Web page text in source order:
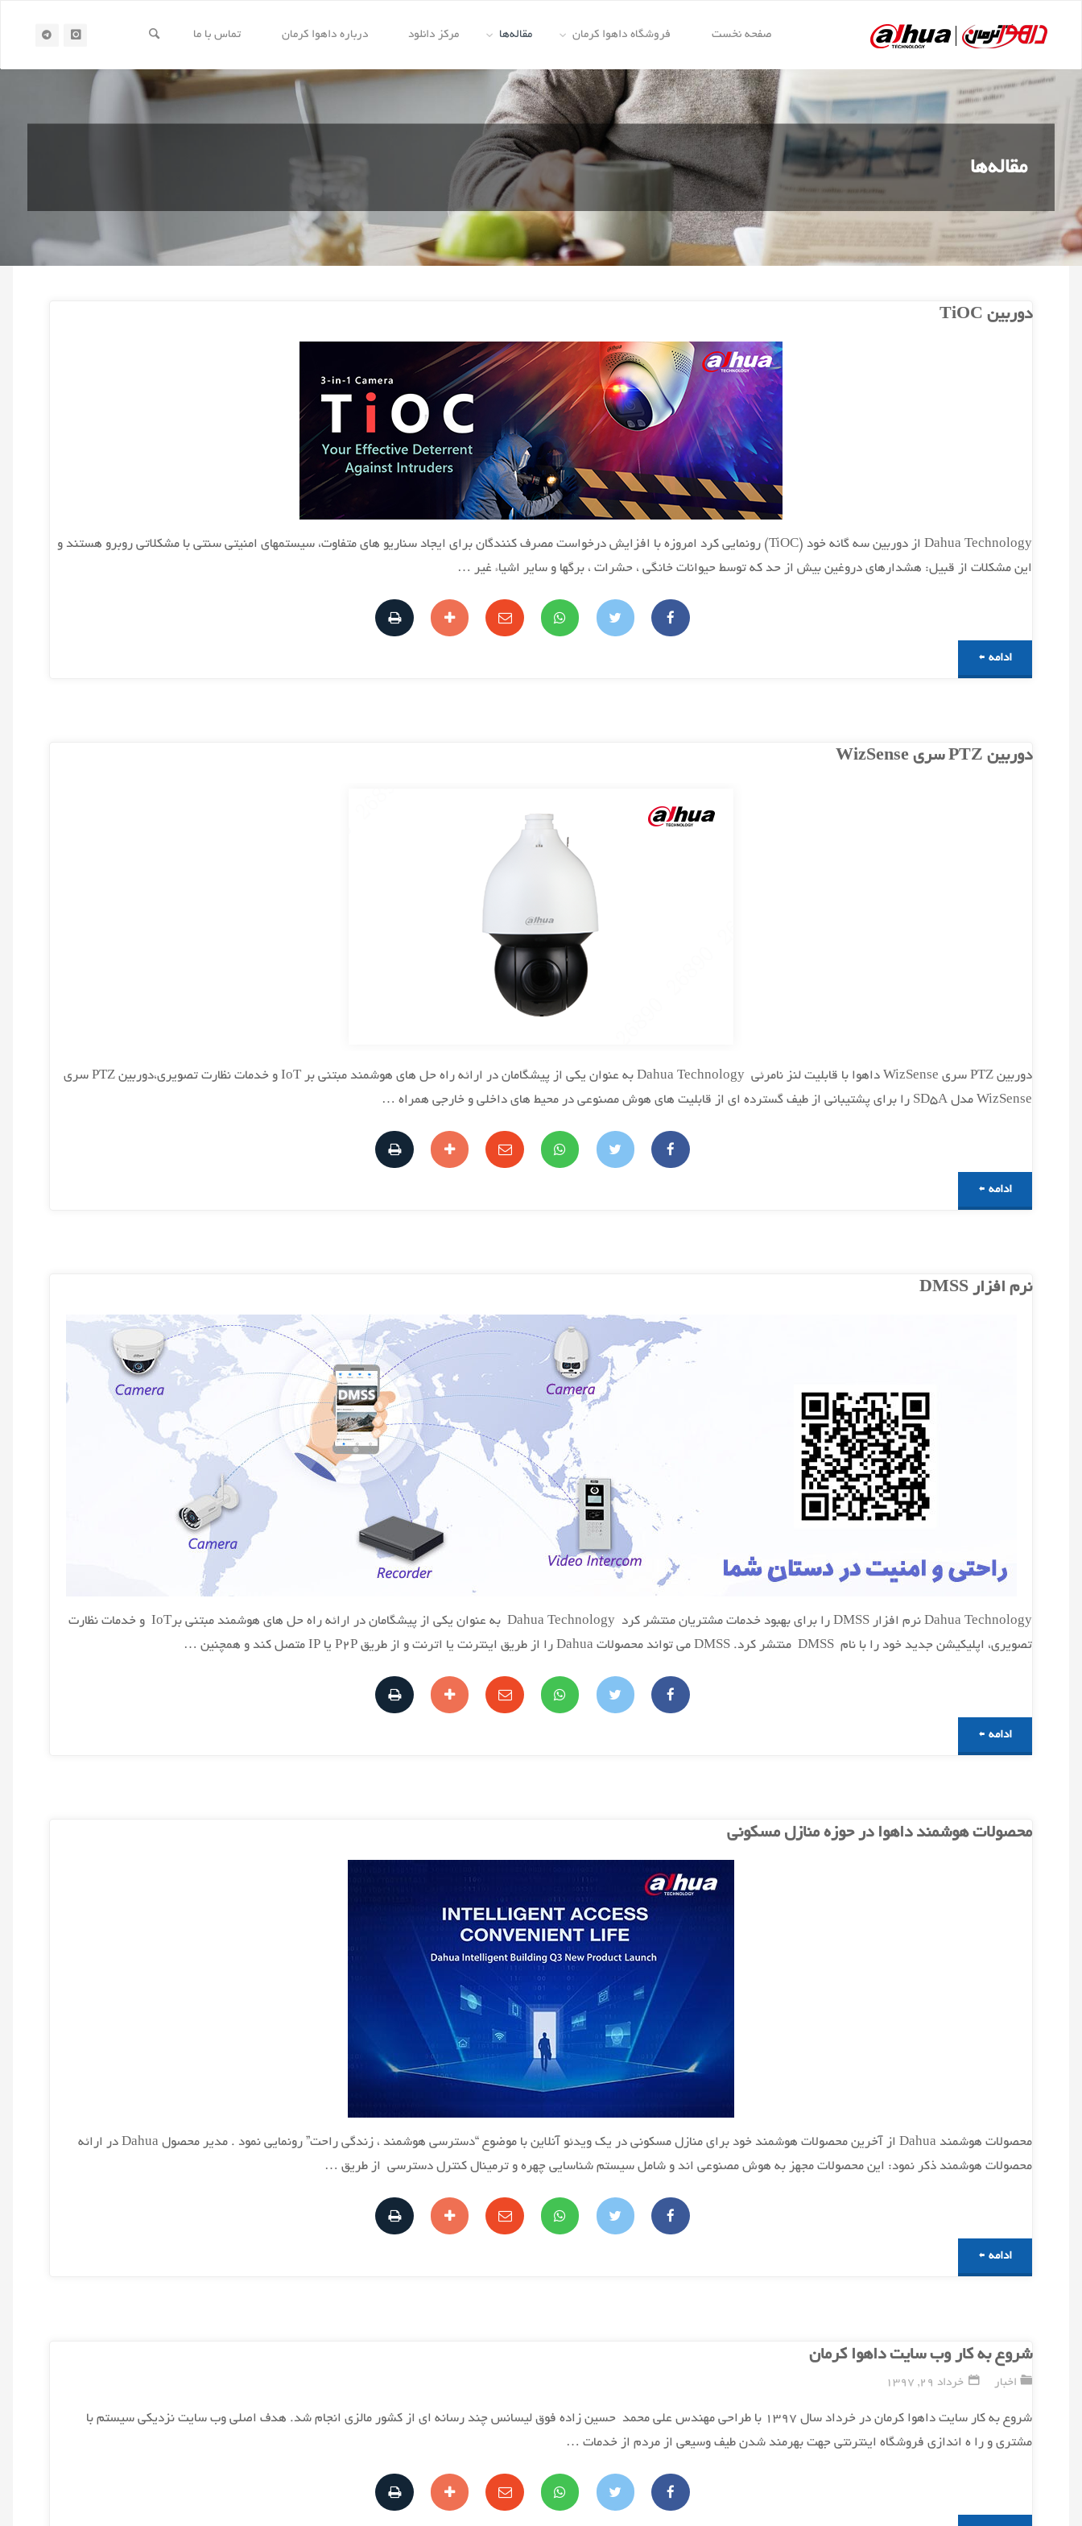
محتوا
کرمان
صفحه نخست فروشگاه داهوا کرمان مقاله‌ها مرکز دانلود درباره داهوا کرمان تماس با ما
مقاله‌ها
دوربین TiOC
Dahua Technology از دوربین سه گانه خود (TiOC) رونمایی کرد امروزه با افزایش درخواست مصرف کنندگان برای ایجاد سناریو های متفاوت، سیستمهای امنیتی سنتی با مشکلاتی روبرو هستند و
این مشکلات از قبیل: هشدارهای دروغین بیش از حد که توسط حیوانات خانگی ، حشرات ، برگها و سایر اشیاء غیر …
ادامه "دوربین
دوربین PTZ سری WizSense
دوربین PTZ سری WizSense داهوا با قابلیت لنز نامرئی Dahua Technology به عنوان یکی از پیشگامان در ارائه راه حل های هوشمند مبتنی بر IoT و خدمات نظارت تصویری،دوربین PTZ سری
WizSense مدل SD5A را برای پشتیبانی از طیف گسترده ای از قابلیت های هوش مصنوعی در محیط های داخلی و خارجی همراه …
ادامه "دوربین
نرم افزار DMSS
Dahua Technology نرم افزار DMSS را برای بهبود خدمات مشتریان منتشر کرد Dahua Technology به عنوان یکی از پیشگامان در ارائه راه حل های هوشمند مبتنی برIoT و خدمات نظارت
تصویری، اپلیکیشن جدید خود را با نام DMSS منتشر کرد. DMSS می تواند محصولات Dahua را از طریق اینترنت یا اترنت و از طریق P2P یا IP متصل کند و همچنین …
ادامه "نرم
محصولات هوشمند داهوا در حوزه منازل مسکونی
محصولات هوشمند Dahua از آخرین محصولات هوشمند خود برای منازل مسکونی در یک ویدئو آنلاین با موضوع “دسترسی هوشمند ، زندگی راحت” رونمایی نمود . مدیر محصول Dahua در ارائه
محصولات هوشمند ذکر نمود: این محصولات مجهز به هوش مصنوعی اند و شامل سیستم شناسایی چهره و ترمینال کنترل دسترسی از طریق …
ادامه "محصولات
منازل
شروع به کار وب سایت داهوا کرمان
اخبار خرداد 29, 1397
شروع به کار سایت داهوا کرمان در خرداد سال 1397 با طراحی مهندس علی محمد حسین زاده فوق لیسانس چند رسانه ای از کشور مالزی انجام شد. هدف اصلی وب سایت نزدیکی سیستم با
مشتری و را ه اندازی فروشگاه اینترنتی جهت بهرمند شدن طیف وسیعی از مردم از خدمات …